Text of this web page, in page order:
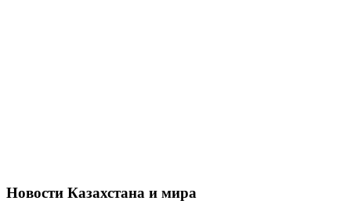
Новости Казахстана и мира